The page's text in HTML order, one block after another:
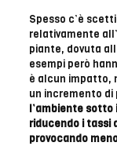
Spesso c’è
relativamente
piante, dovuta
esempi però
è alcun impatto,
un incremento
l’ambiente sotto
riducendo i tassi
provocando